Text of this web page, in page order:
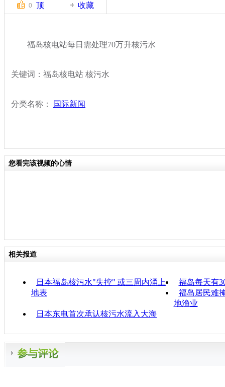
0 顶 收藏
福岛核电站每日需处理70万升核污水
关键词：福岛核电站 核污水
分类名称： 国际新闻
您看完该视频的心情
相关报道
日本福岛核污水"失控" 或三周内涌上
地表
福岛每天有
福岛居民难
地渔业
日本东电首次承认核污水流入大海